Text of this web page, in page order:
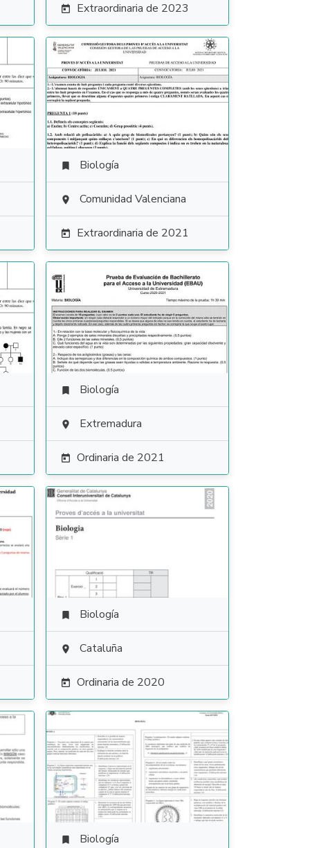
 Extraordinaria de 2023
 Biología
 Comunidad Valenciana
 Extraordinaria de 2021
 Biología
 Extremadura
 Ordinaria de 2021
 Biología
 Cataluña
 Ordinaria de 2020
 Biología